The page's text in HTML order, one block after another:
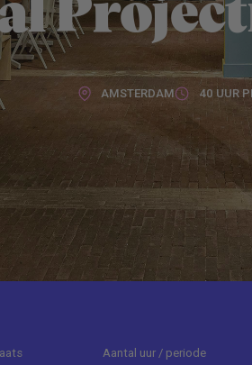
AMSTERDAM 40 UUR
Aantal uur / periode